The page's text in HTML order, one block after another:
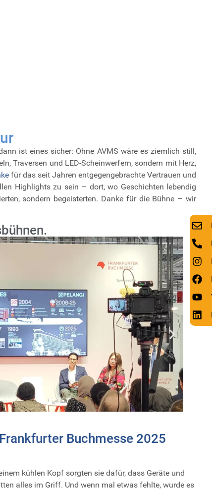
ist eines sicher: Ohne AVMS wäre es ziemlich still,
Traversen und LED-Scheinwerfern, sondern mit Herz,
für das seit Jahren entgegengebrachte Vertrauen und
Highlights zu sein – dort, wo Geschichten lebendig
sondern begeisterten. Danke für die Bühne – wir
Buchmesse 2025
kühlen Kopf sorgten sie dafür, dass Geräte und
alles im Griff. Und wenn mal etwas fehlte, wurde es